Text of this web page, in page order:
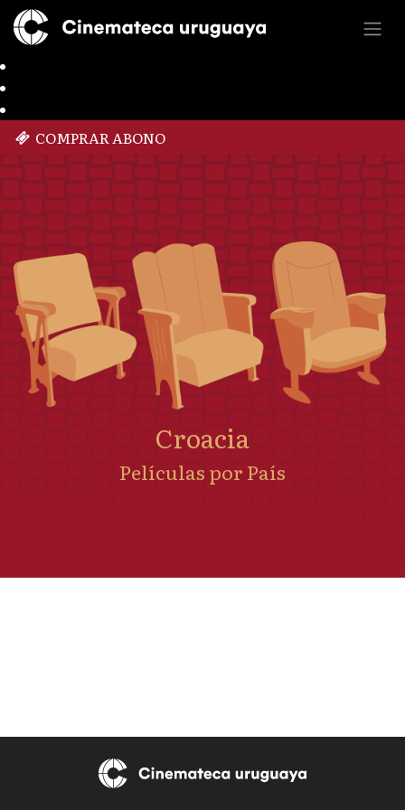
COMPRAR ABONO
Croacia
Películas por País